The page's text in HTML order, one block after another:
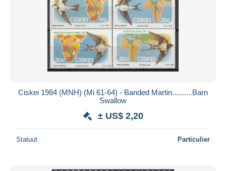
Ciskei 1984 (MNH) (Mi 61-64) - Banded Martin..........Barn
Swallow
± US$ 2,20
Statuut Particulier